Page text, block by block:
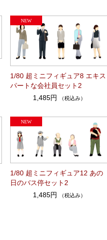
1/80 超ミニフィギュア8 エキス
パートな会社員セット2
1,485円
（税込み）
1/80 超ミニフィギュア12 あの
日のバス停セット2
1,485円
（税込み）